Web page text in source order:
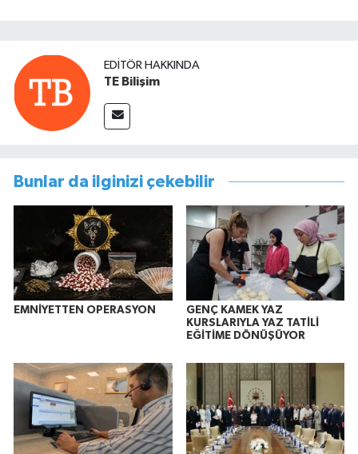
EDITÖR HAKKINDA
TE Bilişim
Bunlar da ilginizi çekebilir
EMNİYETTEN OPERASYON
GENÇ KAMEK YAZ
KURSLARIYLA YAZ TATİLİ
EĞİTİME DÖNÜŞÜYOR